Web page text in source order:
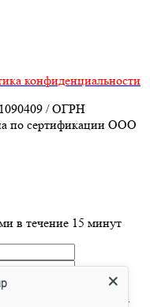
конфиденциальности
/ ОГРН
по сертификации ООО
в течение 15 минут
на обработку Ваших